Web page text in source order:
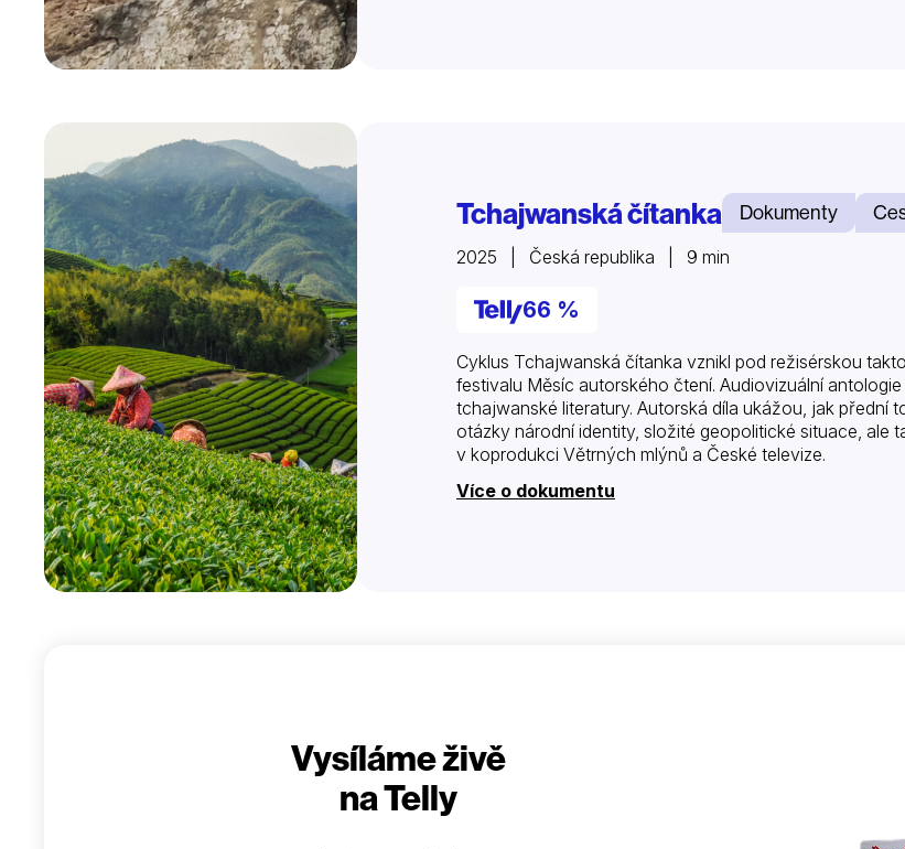
Tchajwanská čítanka Dokumenty
2025 | Česká republika | 9 min
66 %
Cyklus Tchajwanská čítanka vznikl pod režisérskou
festivalu Měsíc autorského čtení. Audiovizuální
tchajwanské literatury. Autorská díla ukážou, jak přední
otázky národní identity, složité geopolitické situace, ale
v koprodukci Větrných mlýnů a České televize.
Více o dokumentu
Vysíláme živě
na Telly